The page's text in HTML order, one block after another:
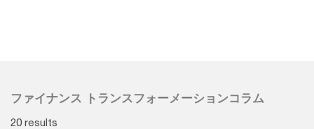
ファイナンス トランスフォーメーションコラム
20 results